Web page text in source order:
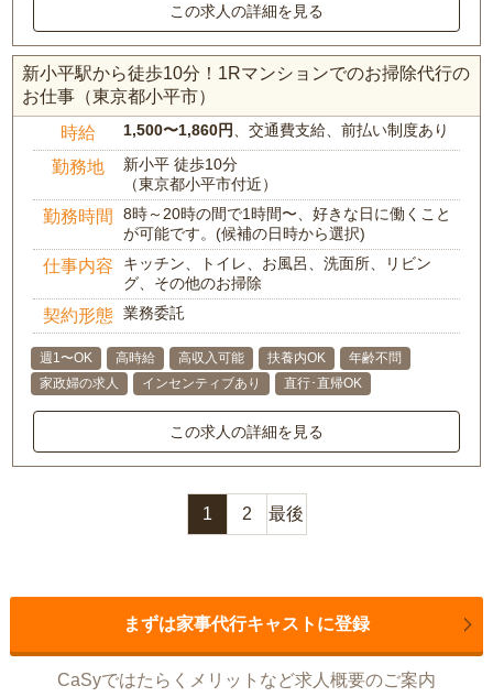
この求人の詳細を見る
新小平駅から徒歩10分！1Rマンションでのお掃除代行の
お仕事（東京都小平市）
時給 1,500〜1,860円 、交通費支給、前払い制度あり
勤務地
新小平 徒歩10分
（東京都小平市付近）
勤務時間
8時～20時の間で1時間〜、好きな日に働くこと
が可能です。(候補の日時から選択)
仕事内容
キッチン、トイレ、お風呂、洗面所、リビン
グ、その他のお掃除
契約形態 業務委託
週1〜OK 高時給 高収入可能 扶養内OK
年齢不問
家政婦の求人
インセンティブあり 直行･直帰OK
この求人の詳細を見る
1 2 最後
まずは家事代行キャストに登録
CaSyではたらくメリットなど求人概要のご案内